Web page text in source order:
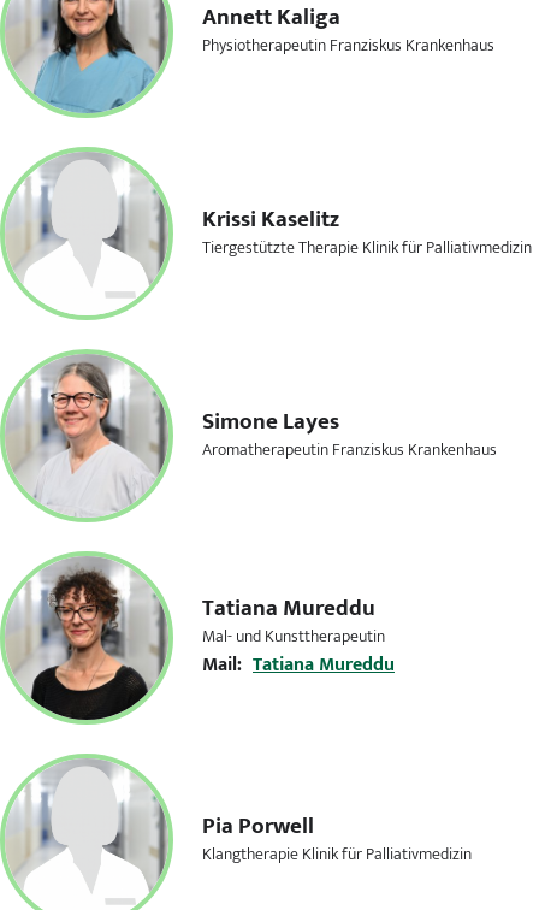
Annett Kaliga
Physiotherapeutin Franziskus Krankenhaus
Krissi Kaselitz
Tiergestützte Therapie Klinik für Palliativmedizin
Simone Layes
Aromatherapeutin Franziskus Krankenhaus
Tatiana Mureddu
Mal- und Kunsttherapeutin
Mail: Tatiana Mureddu
Pia Porwell
Klangtherapie Klinik für Palliativmedizin